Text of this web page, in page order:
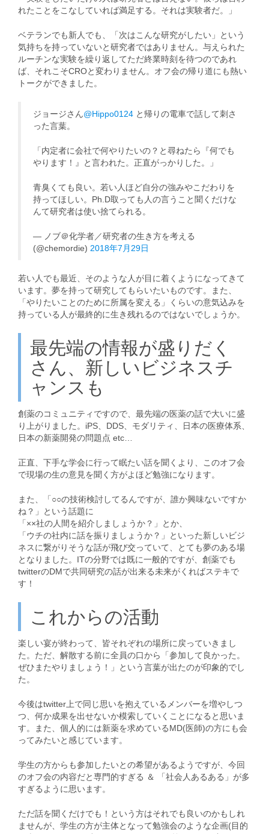
れたことをこなしていれば満足する。それは実験者だ。」
ベテランでも新人でも、「次はこんな研究がしたい」という
気持ちを持っていないと研究者ではありません。与えられた
ルーチンな実験を繰り返してただ終業時刻を待つのであれ
ば、それこそCROと変わりません。オフ会の帰り道にも熱い
トークができました。
ジョージさん@Hippo0124 と帰りの電車で話して刺さ
った言葉。
「内定者に会社で何やりたいの？と尋ねたら『何でも
やります！』と言われた。正直がっかりした。」
青臭くても良い。若い人ほど自分の強みやこだわりを
持ってほしい。Ph.D取っても人の言うこと聞くだけな
んて研究者は使い捨てられる。
— ノブ＠化学者／研究者の生き方を考える
(@chemordie) 2018年7月29日
若い人でも最近、そのような人が目に着くようになってきて
います。夢を持って研究してもらいたいものです。また、
「やりたいことのために所属を変える」くらいの意気込みを
持っている人が最終的に生き残れるのではないでしょうか。
最先端の情報が盛りだく
さん、新しいビジネスチ
ャンスも
創薬のコミュニティですので、最先端の医薬の話で大いに盛
り上がりました。iPS、DDS、モダリティ、日本の医療体系、
日本の新薬開発の問題点 etc…
正直、下手な学会に行って眠たい話を聞くより、このオフ会
で現場の生の意見を聞く方がよほど勉強になります。
また、「○○の技術検討してるんですが、誰か興味ないですか
ね？」という話題に
「××社の人間を紹介しましょうか？」とか、
「ウチの社内に話を振りましょうか？」といった新しいビジ
ネスに繋がりそうな話が飛び交っていて、とても夢のある場
となりました。ITの分野では既に一般的ですが、創薬でも
twitterのDMで共同研究の話が出来る未来がくればステキで
す！
これからの活動
楽しい宴が終わって、皆それぞれの場所に戻っていきまし
た。ただ、解散する前に全員の口から「参加して良かった。
ぜひまたやりましょう！」という言葉が出たのが印象的でし
た。
今後はtwitter上で同じ思いを抱えているメンバーを増やしつ
つ、何か成果を出せないか模索していくことになると思いま
す。また、個人的には新薬を求めているMD(医師)の方にも会
ってみたいと感じています。
学生の方からも参加したいとの希望があるようですが、今回
のオフ会の内容だと専門的すぎる ＆ 「社会人あるある」が多
すぎるように思います。
ただ話を聞くだけでも！という方はそれでも良いのかもしれ
ませんが、学生の方が主体となって勉強会のような企画(目的